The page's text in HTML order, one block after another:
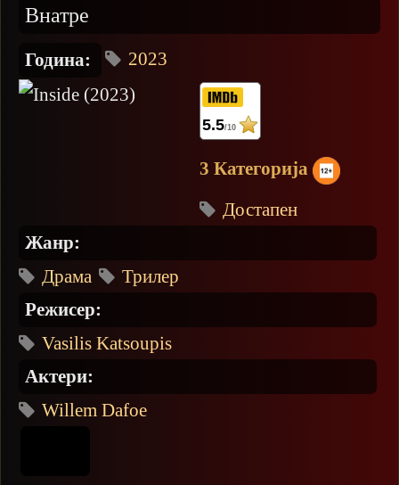
Внатре
Година: 2023
5.5/10
3 Категорија
Достапен
Жанр:
Драма
Трилер
Режисер:
Vasilis Katsoupis
Актери:
Willem Dafoe